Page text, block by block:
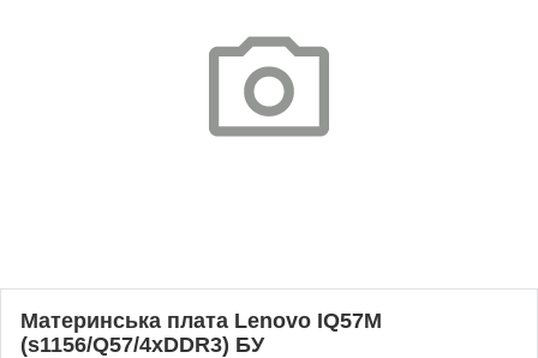
Материнська плата Lenovo IQ57M
(s1156/Q57/4xDDR3) БУ